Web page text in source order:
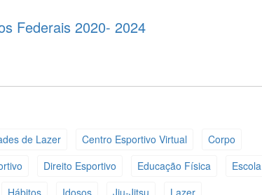
Federais 2020- 2024
de Lazer Centro Esportivo Virtual
Corpo
Direito Esportivo Educação Física
Escola